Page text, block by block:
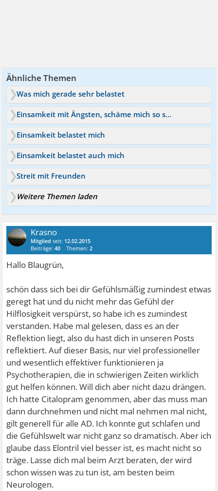
Ähnliche Themen
Was mich gerade sehr belastet
Einsamkeit mit Ängsten, schäme mich so sehr dafür
Einsamkeit belastet mich
Einsamkeit belastet auch mich
Streit mit Freunden
Weitere Themen laden
Krasno
Mitglied seit: 12.02.2015
Beiträge:40 Themen:2
Hallo Blaugrün,
schön dass sich bei dir Gefühlsmäßig zumindest etwas
geregt hat und du nicht mehr das Gefühl der
Hilflosigkeit verspürst, so habe ich es zumindest
verstanden. Habe mal gelesen, dass es an der
Reflektion liegt, also du hast dich in unseren Posts
reflektiert. Auf dieser Basis, nur viel professioneller
und wesentlich effektiver funktionieren ja
Psychotherapien, die in schwierigen Zeiten wirklich
gut helfen können. Will dich aber nicht dazu drängen.
Ich hatte Citalopram genommen, aber das muss man
dann durchnehmen und nicht mal nehmen mal nicht,
gilt generell für alle AD. Ich konnte gut schlafen und
die Gefühlswelt war nicht ganz so dramatisch. Aber ich
glaube dass Elontril viel besser ist, es macht nicht so
träge. Lasse dich mal beim Arzt beraten, der wird
schon wissen was zu tun ist, am besten beim
Neurologen.